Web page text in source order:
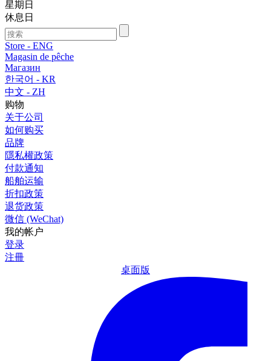
星期日
休息日
Store - ENG
Magasin de pêche
Магазин
한국어 - KR
中文 - ZH
购物
关于公司
如何购买
品牌
隱私權政策
付款通知
船舶运输
折扣政策
退货政策
微信 (WeChat)
我的帐户
登录
注冊
桌面版